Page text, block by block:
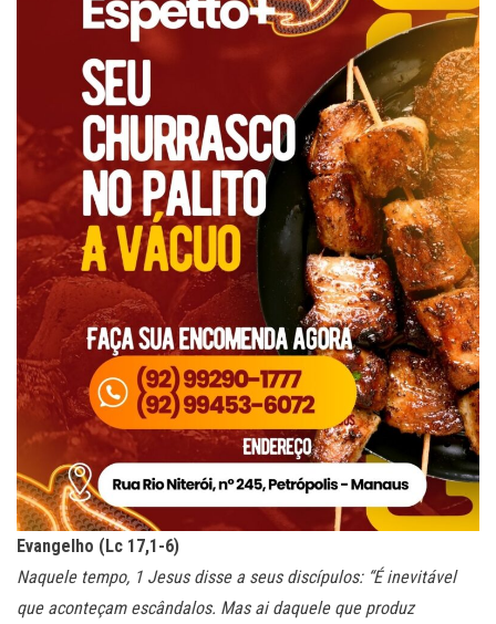
Evangelho (Lc 17,1-6)
Naquele tempo, 1 Jesus disse a seus discípulos: “É inevitável
que aconteçam escândalos. Mas ai daquele que produz